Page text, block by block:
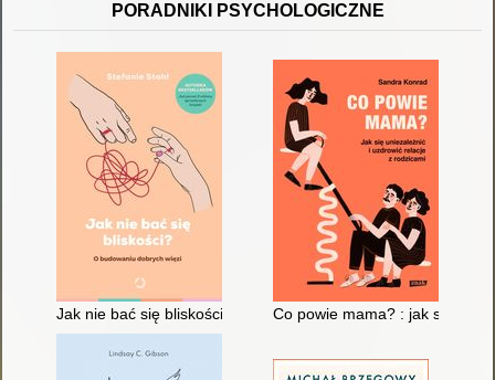
PORADNIKI PSYCHOLOGICZNE
Jak nie bać się bliskości? : o budowaniu dobrych więzi
Co powie mama? : jak się